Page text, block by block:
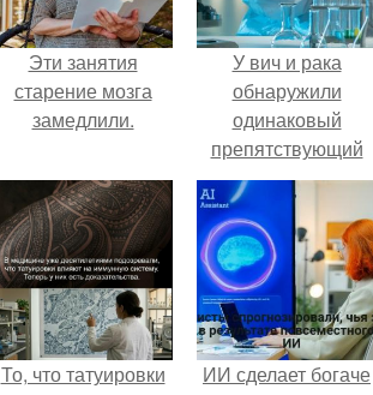
Эти занятия
старение мозга
замедлили.
У вич и рака
обнаружили
одинаковый
препятствующий
лечению механизм.
То, что татуировки
ИИ сделает богаче